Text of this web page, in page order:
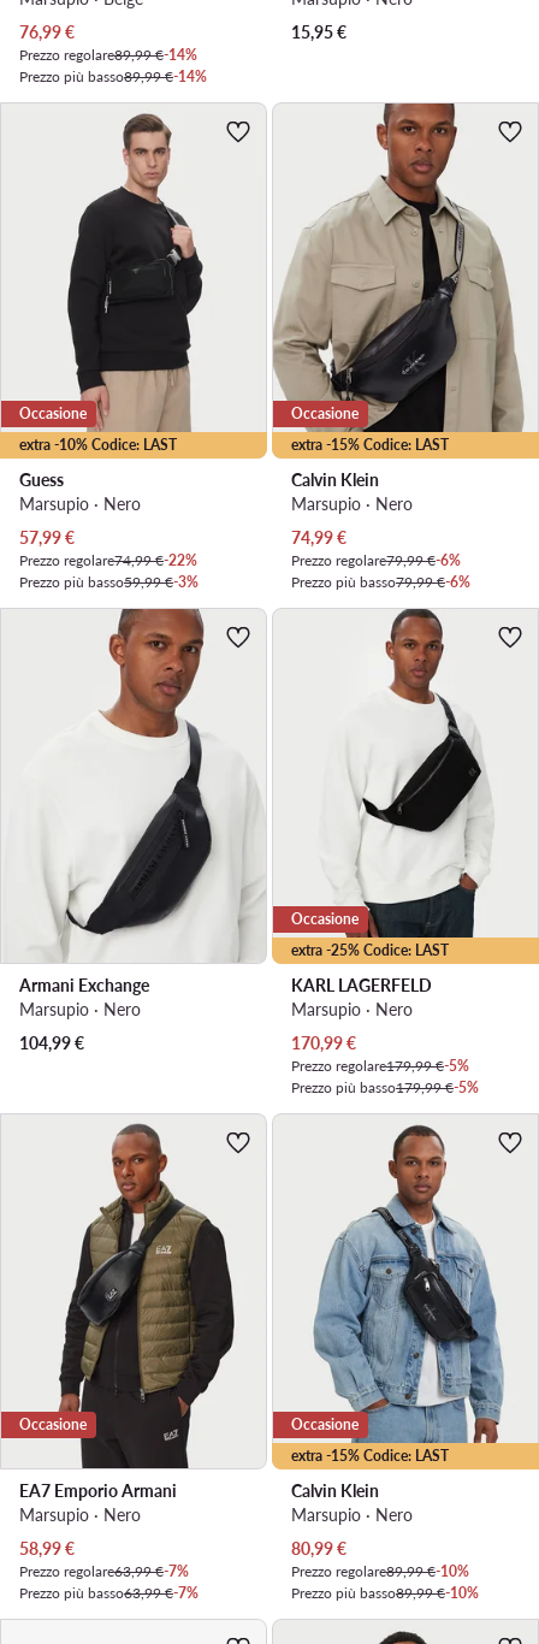
Prezzo attuale
76,99€
Prezzo regolare89,99 €-14%
Prezzo più basso89,99 €-14%
15,95€
extra -10% Codice: LAST
Occasione
Guess
Marsupio · Nero
Prezzo attuale
57,99€
Prezzo regolare74,99 €-22%
Prezzo più basso59,99 €-3%
extra -15% Codice: LAST
Occasione
Calvin Klein
Marsupio · Nero
Prezzo attuale
74,99€
Prezzo regolare79,99 €-6%
Prezzo più basso79,99 €-6%
Armani Exchange
Marsupio · Nero
104,99€
extra -25% Codice: LAST
Occasione
KARL LAGERFELD
Marsupio · Nero
Prezzo attuale
170,99€
Prezzo regolare179,99 €-5%
Prezzo più basso179,99 €-5%
Occasione
EA7 Emporio Armani
Marsupio · Nero
Prezzo attuale
58,99€
Prezzo regolare63,99 €-7%
Prezzo più basso63,99 €-7%
extra -15% Codice: LAST
Occasione
Calvin Klein
Marsupio · Nero
Prezzo attuale
80,99€
Prezzo regolare89,99 €-10%
Prezzo più basso89,99 €-10%